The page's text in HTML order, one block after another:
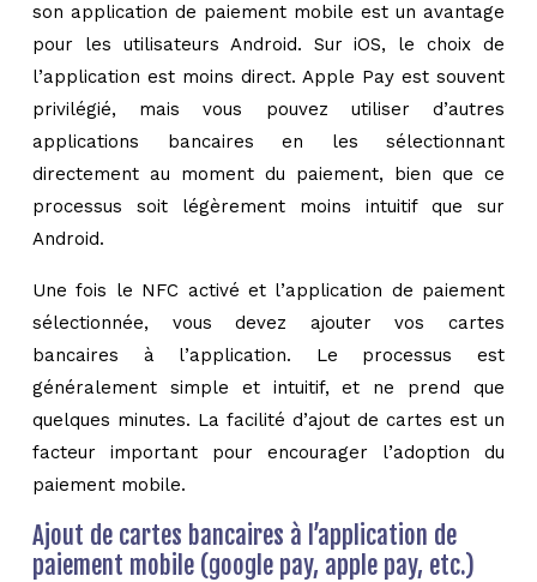
son application de paiement mobile est un avantage
pour les utilisateurs Android. Sur iOS, le choix de
l’application est moins direct. Apple Pay est souvent
privilégié, mais vous pouvez utiliser d’autres
applications bancaires en les sélectionnant
directement au moment du paiement, bien que ce
processus soit légèrement moins intuitif que sur
Android.
Une fois le NFC activé et l’application de paiement
sélectionnée, vous devez ajouter vos cartes
bancaires à l’application. Le processus est
généralement simple et intuitif, et ne prend que
quelques minutes. La facilité d’ajout de cartes est un
facteur important pour encourager l’adoption du
paiement mobile.
Ajout de cartes bancaires à l’application de
paiement mobile (google pay, apple pay, etc.)